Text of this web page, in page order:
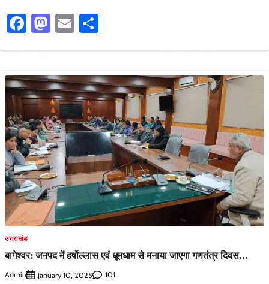
Facebook
Mastodon
Email
उत्तराखंड
बागेश्वर: जनपद में हर्षोल्लास एवं धूमधाम से मनाया जाएगा गणतंत्र दिवस…
Admin January 10, 2025 101